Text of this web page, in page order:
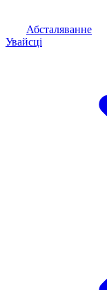
Абсталяванне
Увайсці